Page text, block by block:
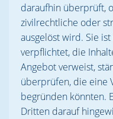
daraufhin überprüft,
zivilrechtliche oder
ausgelöst wird. Sie
verpflichtet, die
Angebot verweist,
überprüfen, die eine
begründen könnten.
Dritten darauf